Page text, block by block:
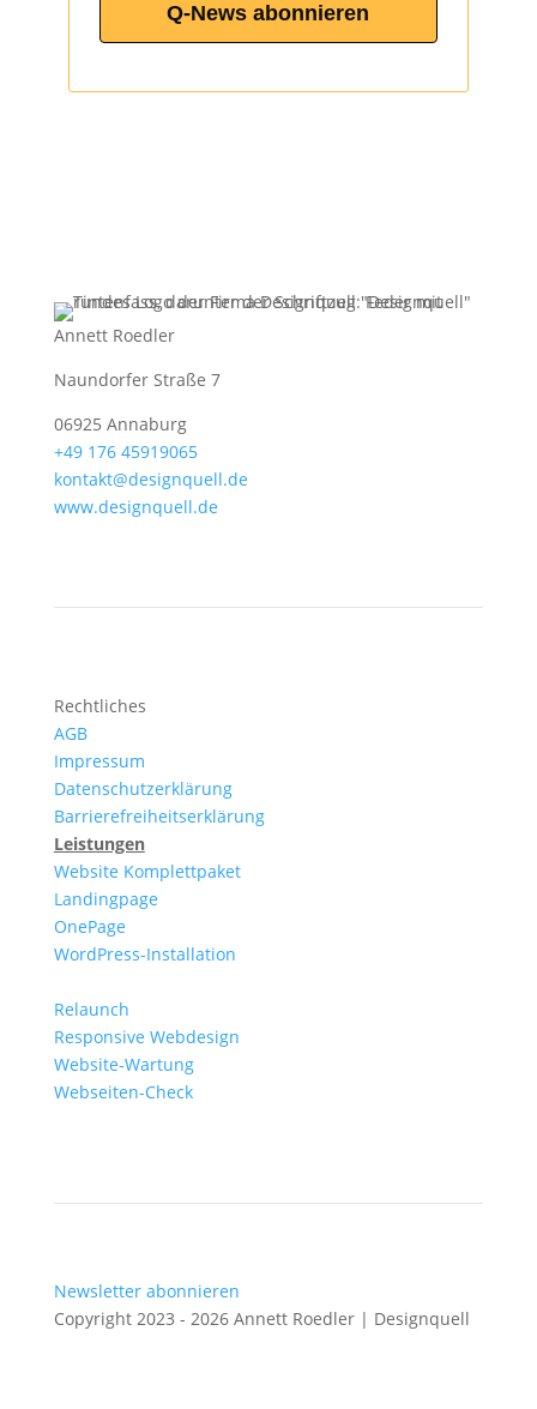
Q-News abonnieren
Annett Roedler
Naundorfer Straße 7
06925 Annaburg
+49 176 45919065
kontakt@designquell.de
www.designquell.de
Rechtliches
AGB
Impressum
Datenschutzerklärung
Barrierefreiheitserklärung
Leistungen
Website Komplettpaket
Landingpage
OnePage
WordPress-Installation
Relaunch
Responsive Webdesign
Website-Wartung
Webseiten-Check
Newsletter abonnieren
Copyright 2023 - 2026 Annett Roedler | Designquell